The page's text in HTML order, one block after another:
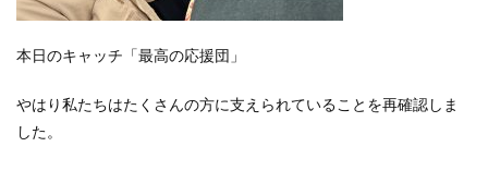
本日のキャッチ「最高の応援団」
やはり私たちはたくさんの方に支えられていることを再確認しま
した。